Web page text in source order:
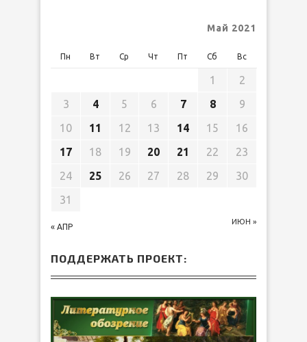
Май 2021
Пн Вт Ср Чт Пт Сб Вс
« АПР
ИЮН »
1
2
3
4 5 6 7 8
9
10
11 12 13 14 15
16
17
18 19 20 21 22
23
24
25 26 27 28 29
30
31
ПОДДЕРЖАТЬ ПРОЕКТ: